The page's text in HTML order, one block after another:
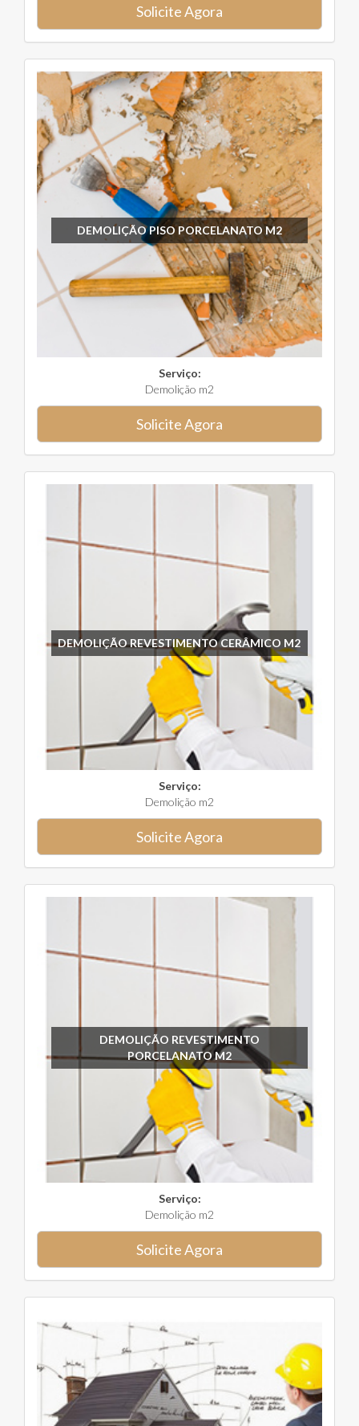
Solicite Agora
DEMOLIÇÃO PISO PORCELANATO M2
Serviço:
Demolição m2
Solicite Agora
DEMOLIÇÃO REVESTIMENTO CERÂMICO M2
Serviço:
Demolição m2
Solicite Agora
DEMOLIÇÃO REVESTIMENTO
PORCELANATO M2
Serviço:
Demolição m2
Solicite Agora